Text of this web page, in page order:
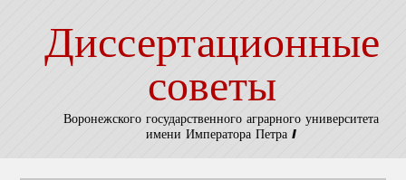
Диссертационные
советы
Воронежского государственного аграрного университета
имени Императора Петра I